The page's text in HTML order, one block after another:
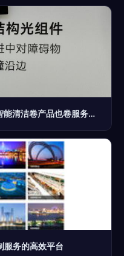
广州京东Mall云鲸体验店“开箱” 智能清洁卷产品也卷服务？摄制服务引关注
服务的高效平台